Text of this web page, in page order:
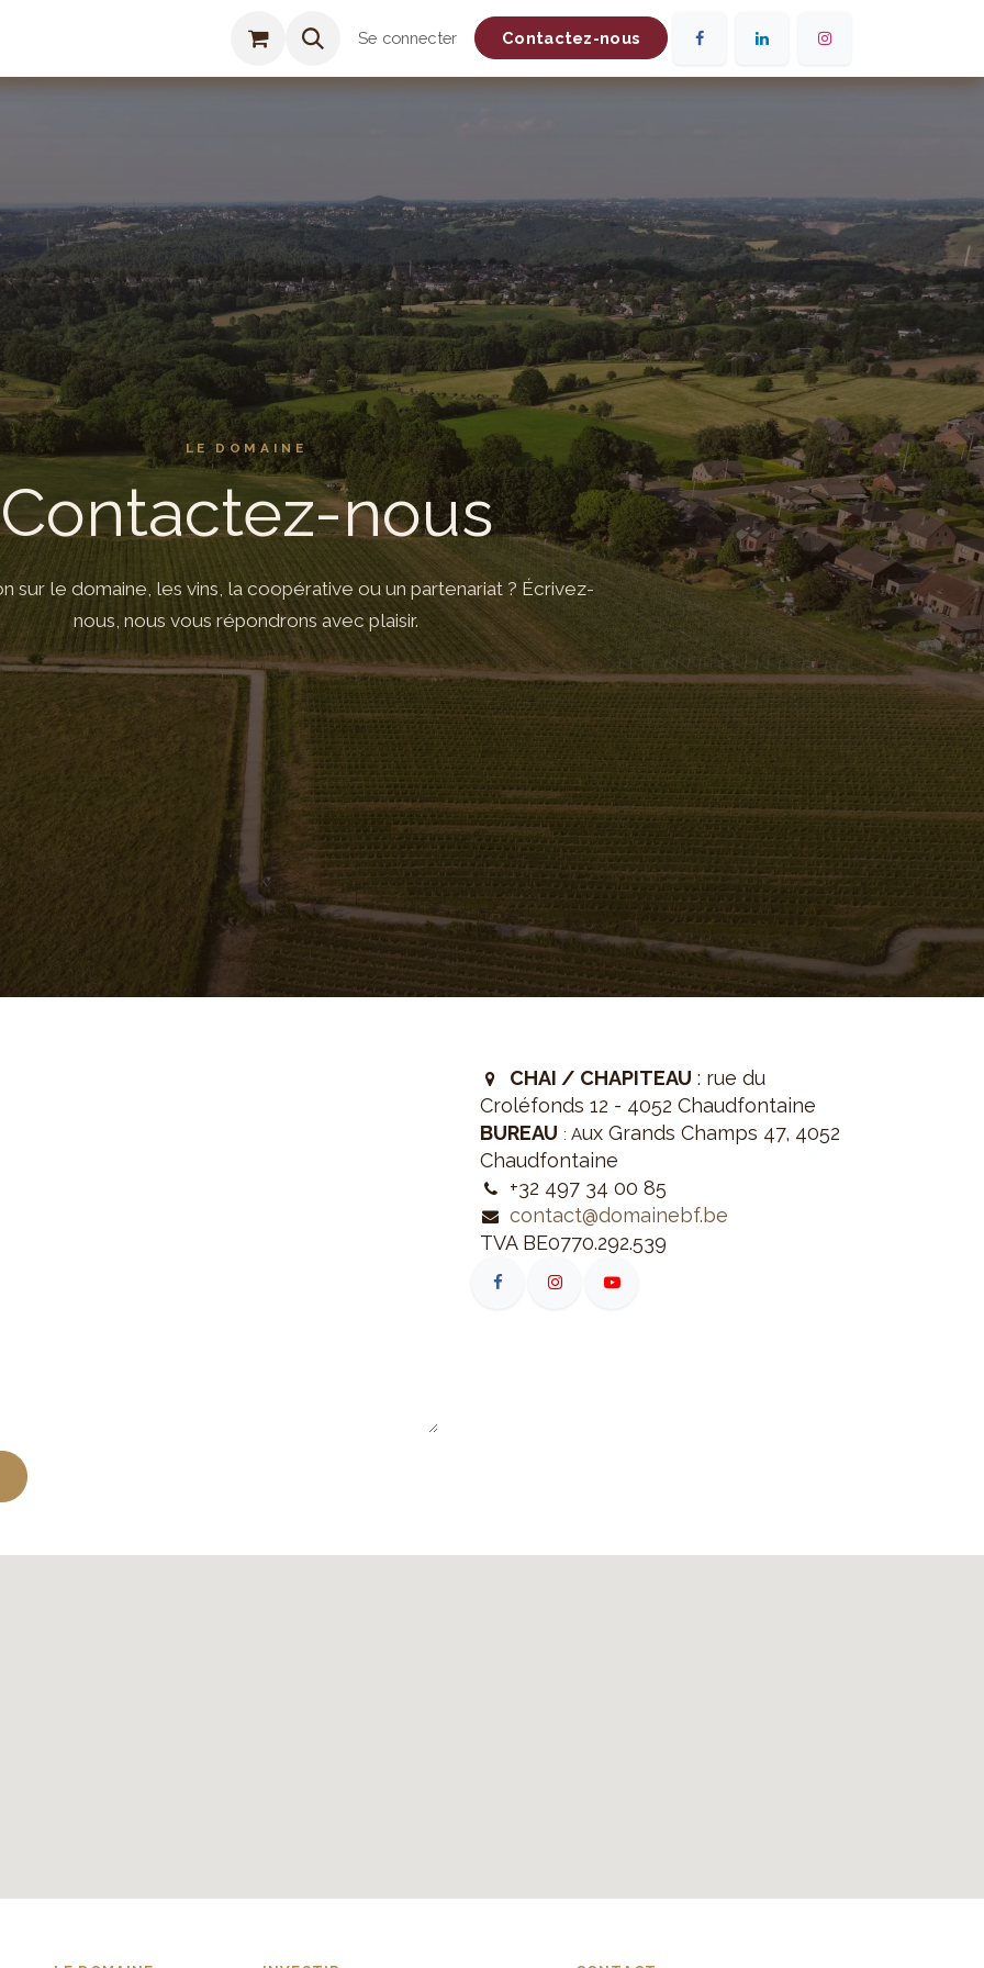
On parle de nous Se connecter Contactez-nous
LE DOMAINE
Contactez-nous
sur le domaine, les vins, la coopérative ou un partenariat ? Écrivez-
nous, nous vous répondrons avec plaisir.
CHAI / CHAPITEAU : rue du
Croléfonds 12 - 4052 Chaudfontaine
BUREAU : Aux Grands Champs 47, 4052
Chaudfontaine
+32 497 34 00 85
contact@domainebf.be
TVA BE0770.292.539